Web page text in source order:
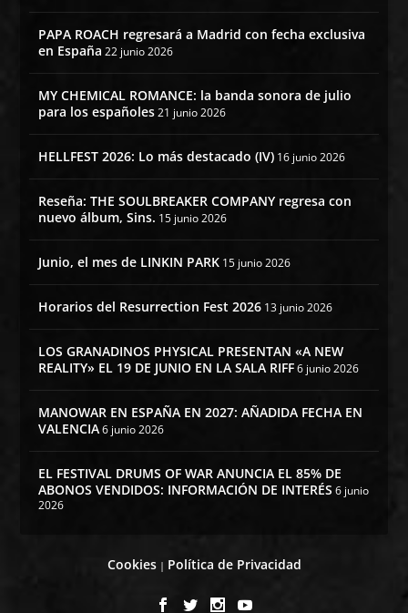
PAPA ROACH regresará a Madrid con fecha exclusiva
en España 22 junio 2026
MY CHEMICAL ROMANCE: la banda sonora de julio
para los españoles 21 junio 2026
HELLFEST 2026: Lo más destacado (IV) 16 junio 2026
Reseña: THE SOULBREAKER COMPANY regresa con
nuevo álbum, Sins. 15 junio 2026
Junio, el mes de LINKIN PARK 15 junio 2026
Horarios del Resurrection Fest 2026 13 junio 2026
LOS GRANADINOS PHYSICAL PRESENTAN «A NEW
REALITY» EL 19 DE JUNIO EN LA SALA RIFF 6 junio 2026
MANOWAR EN ESPAÑA EN 2027: AÑADIDA FECHA EN
VALENCIA 6 junio 2026
EL FESTIVAL DRUMS OF WAR ANUNCIA EL 85% DE
ABONOS VENDIDOS: INFORMACIÓN DE INTERÉS 6 junio
2026
Cookies| Política de Privacidad